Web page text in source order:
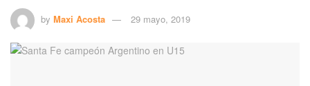
by Maxi Acosta 29 mayo, 2019